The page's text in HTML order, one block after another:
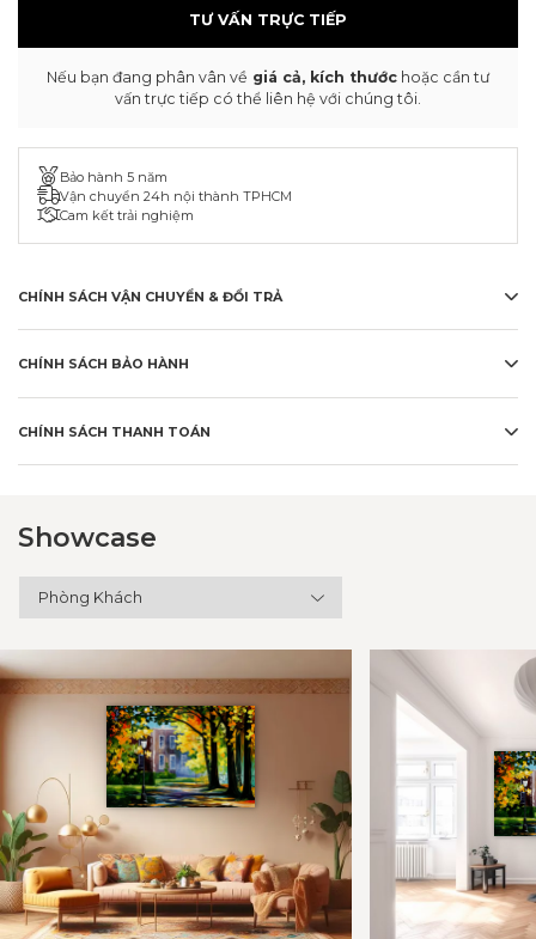
TƯ VẤN TRỰC TIẾP
Nếu bạn đang phân vân về giá cả, kích thước hoặc cần tư
vấn trực tiếp có thể liên hệ với chúng tôi.
Bảo hành 5 năm
Vận chuyển 24h nội thành TPHCM
Cam kết trải nghiệm
CHÍNH SÁCH VẬN CHUYỂN & ĐỔI TRẢ
CHÍNH SÁCH BẢO HÀNH
CHÍNH SÁCH THANH TOÁN
Showcase